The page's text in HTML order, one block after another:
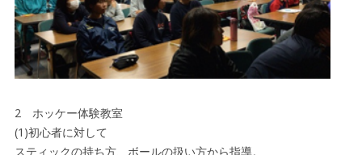
2 ホッケー体験教室
(1)初心者に対して
スティックの持ち方、ボールの扱い方から指導。